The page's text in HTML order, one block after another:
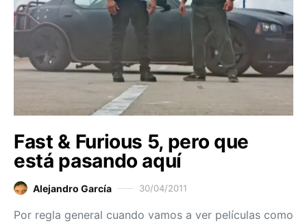
Fast & Furious 5, pero que
está pasando aquí
Alejandro García 30/04/2011
Por regla general cuando vamos a ver películas como